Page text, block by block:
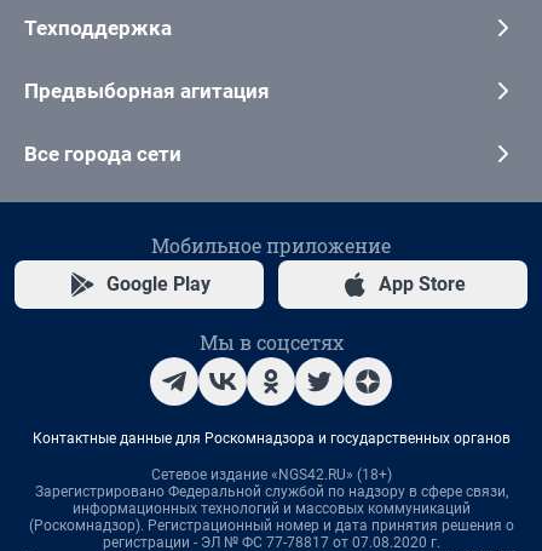
Техподдержка
Предвыборная агитация
Все города сети
Мобильное приложение
Google Play App Store
Мы в соцсетях
Контактные данные для Роскомнадзора и государственных органов
Сетевое издание «NGS42.RU» (18+)
Зарегистрировано Федеральной службой по надзору в сфере связи,
информационных технологий и массовых коммуникаций
(Роскомнадзор). Регистрационный номер и дата принятия решения о
регистрации - ЭЛ № ФС 77-78817 от 07.08.2020 г.